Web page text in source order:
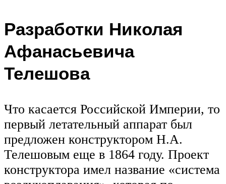
Разработки Николая
Афанасьевича
Телешова
Что касается Российской Империи, то
первый летательный аппарат был
предложен конструктором Н.А.
Телешовым еще в 1864 году. Проект
конструктора имел название «система